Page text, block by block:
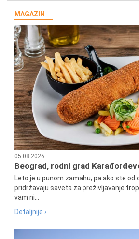
MAGAZIN
05.08.2026
Beograd, rodni grad
Leto je u punom zamahu, pa ako ste od
pridržavaju saveta za preživljavanje
vam ni...
Detaljnije ›